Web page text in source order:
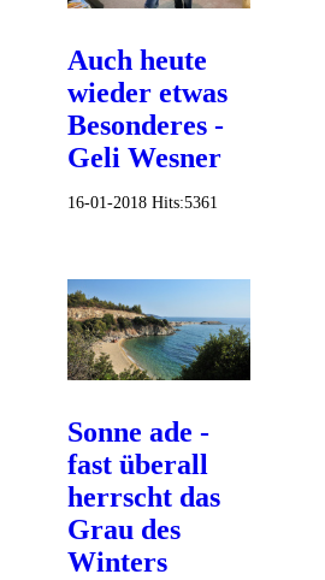
Auch heute
wieder etwas
Besonderes -
Geli Wesner
16-01-2018 Hits:5361
Sonne ade -
fast überall
herrscht das
Grau des
Winters